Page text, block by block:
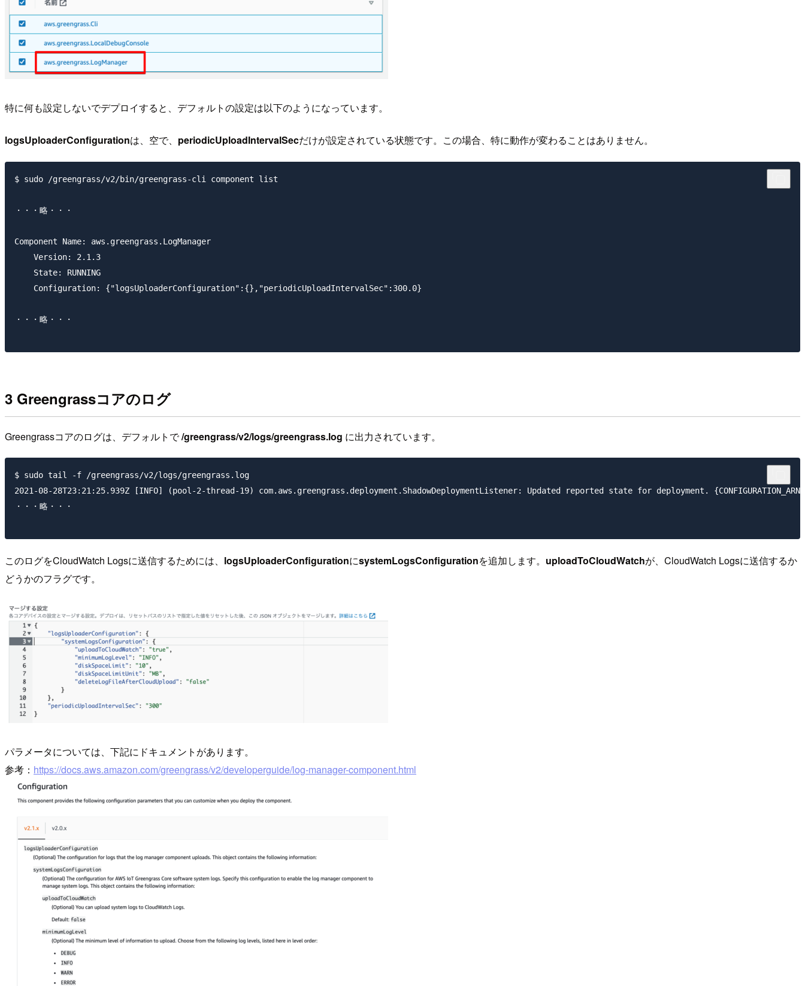
特に何も設定しないでデプロイすると、デフォルトの設定は以下のようになっています。
logsUploaderConfigurationは、空で、 periodicUploadIntervalSecだけが設定されている状態です。この場合、特に動作が変わることはありません。
$ sudo /greengrass/v2/bin/greengrass-cli component list
・・・略・・・
Component Name: aws.greengrass.LogManager
    Version: 2.1.3
    State: RUNNING
    Configuration: {"logsUploaderConfiguration":{},"periodicUploadIntervalSec":300.0}
・・・略・・・
3 Greengrassコアのログ
Greengrassコアのログは、デフォルトで/greengrass/v2/logs/greengrass.log に出力されています。
$ sudo tail -f /greengrass/v2/logs/greengrass.log
2021-08-28T23:21:25.939Z [INFO] (pool-2-thread-19) com.aws.greengrass.deployment.ShadowDeploymentListener: Updated reported state for deployment.
・・・略・・・
このログをCloudWatch Logsに送信するためには、 logsUploaderConfigurationにsystemLogsConfigurationを追加します。 uploadToCloudWatchが、CloudWatch Logsに送信するか
どうかのフラグです。
パラメータについては、下記にドキュメントがあります。
参考： https://docs.aws.amazon.com/greengrass/v2/developerguide/log-manager-component.html